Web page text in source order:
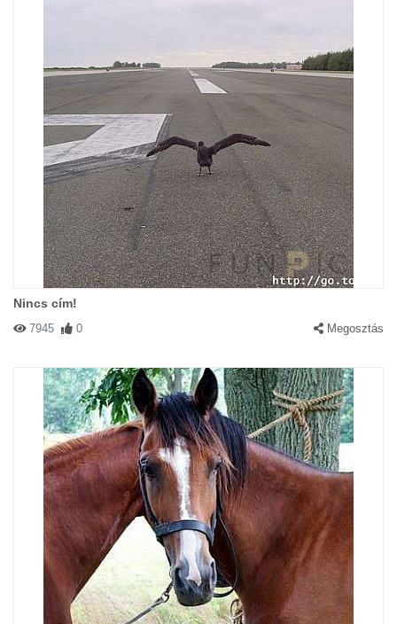
#29968 Andi|2003-08-14 00:00:00 | Válasz
Hogyan lehet kutyának macska kölyke?
Hogy magyarázzam meg Pongonak,hogy a Postáscicával
Nemcsak a villanyszámla ügyet beszéltük ,,mélyrehatoan meg???
#25232 Maywu|2003-07-14 00:00:00| Válasz
Bocs,édes... hadd magyarázzam meg... szóval:részeg
voltam,nem láttam jól,és pár hónnappal később hát
szóval..érted...ez történt
Nincs cím!
7945 0 Megosztás